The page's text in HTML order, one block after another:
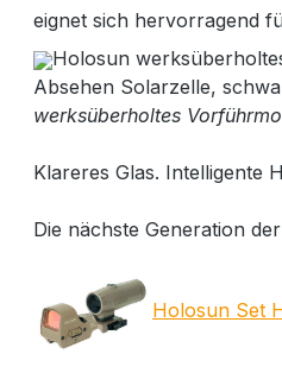
eignet sich hervorragend
Holosun
Absehen Solarzelle,
werksüberholtes
Klareres Glas. Intelligente
Die nächste Generation
Holosun Set